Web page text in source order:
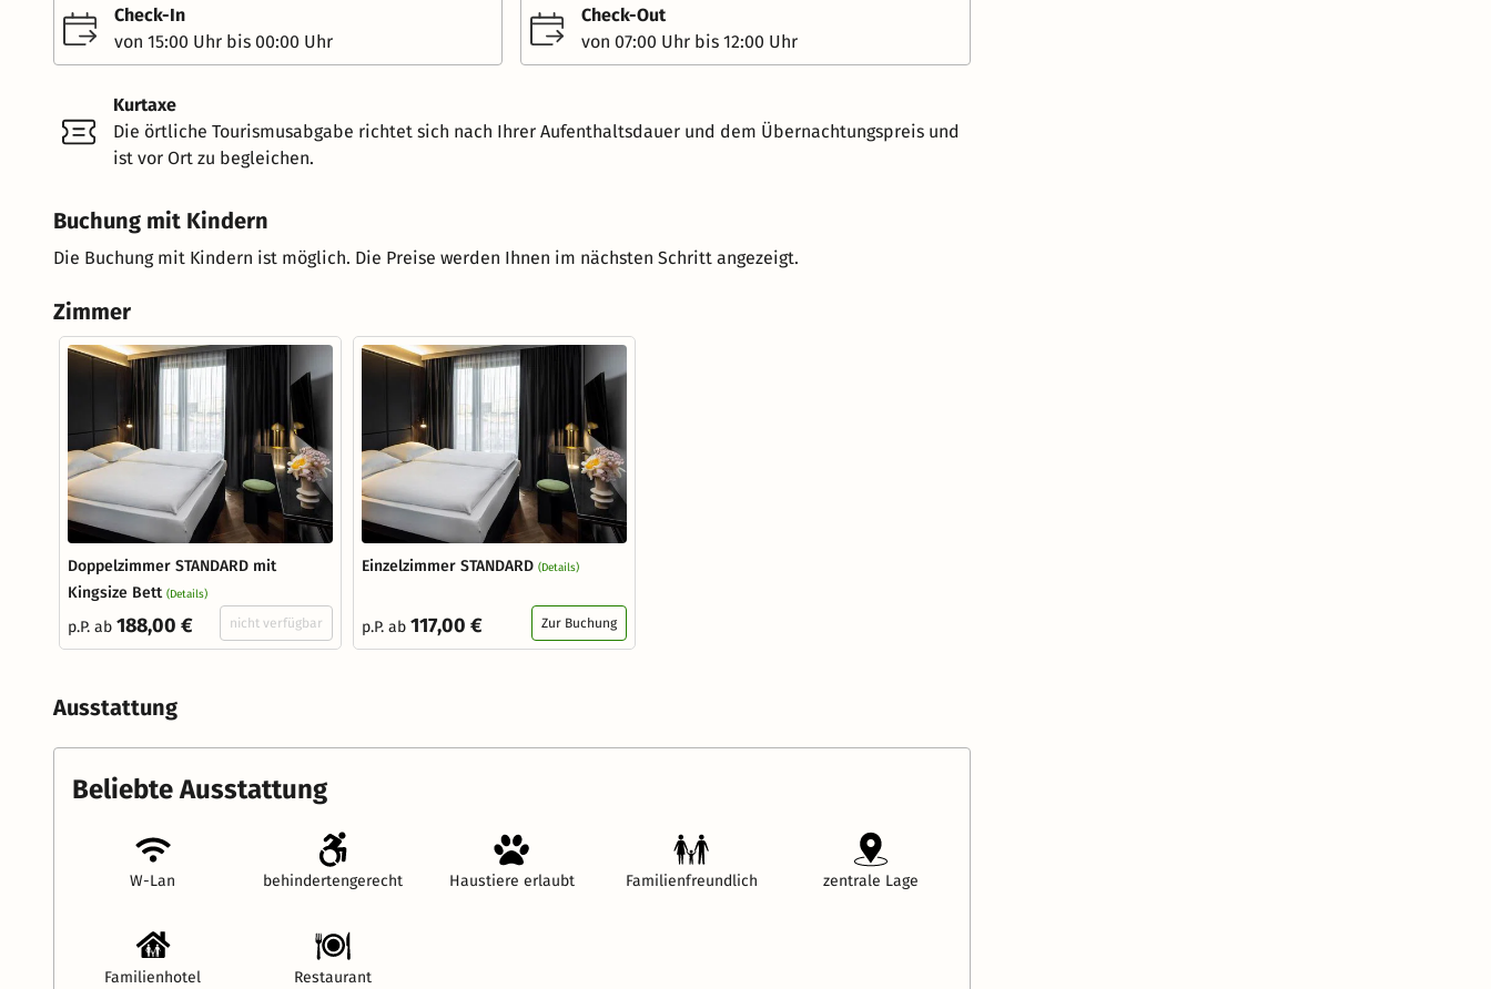
Check-In
von 15:00 Uhr bis 00:00 Uhr
Check-Out
von 07:00 Uhr bis 12:00 Uhr
Kurtaxe
Die örtliche Tourismusabgabe richtet sich nach Ihrer Aufenthaltsdauer und dem Übernachtungspreis und
ist vor Ort zu begleichen.
Buchung mit Kindern
Die Buchung mit Kindern ist möglich. Die Preise werden Ihnen im nächsten Schritt angezeigt.
Zimmer
Doppelzimmer STANDARD mit
Kingsize Bett (Details)
p.P. ab 188,00 € nicht verfügbar
Einzelzimmer STANDARD (Details)
p.P. ab 117,00 € Zur Buchung
Ausstattung
Beliebte Ausstattung
W-Lan behindertengerecht Haustiere erlaubt Familienfreundlich zentrale Lage
Familienhotel Restaurant